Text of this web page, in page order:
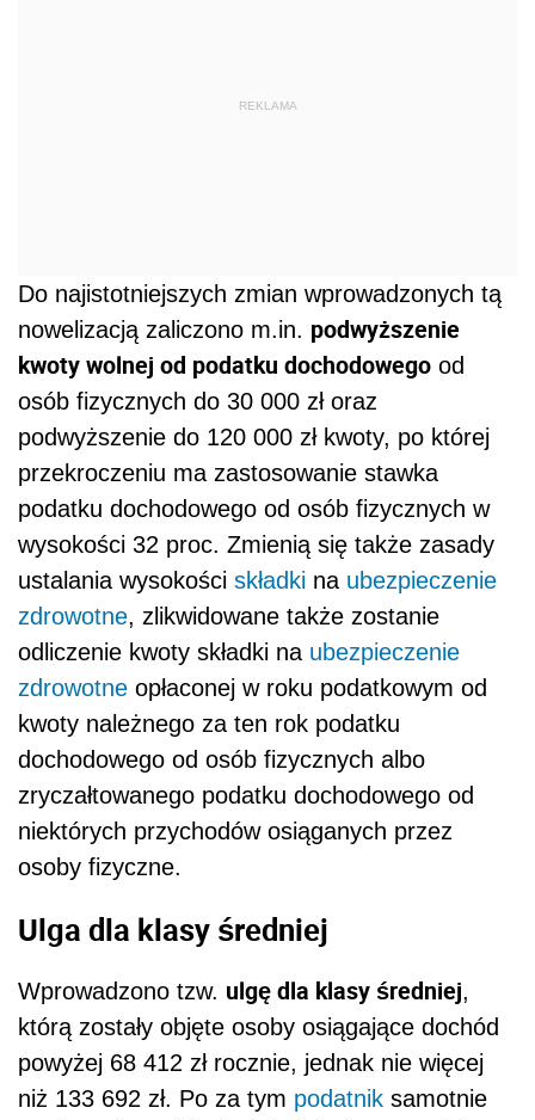
REKLAMA
Do najistotniejszych zmian wprowadzonych tą
nowelizacją zaliczono m.in. podwyższenie
kwoty wolnej od podatku dochodowego od
osób fizycznych do 30 000 zł oraz
podwyższenie do 120 000 zł kwoty, po której
przekroczeniu ma zastosowanie stawka
podatku dochodowego od osób fizycznych w
wysokości 32 proc. Zmienią się także zasady
ustalania wysokości składki na ubezpieczenie
zdrowotne, zlikwidowane także zostanie
odliczenie kwoty składki na ubezpieczenie
zdrowotne opłaconej w roku podatkowym od
kwoty należnego za ten rok podatku
dochodowego od osób fizycznych albo
zryczałtowanego podatku dochodowego od
niektórych przychodów osiąganych przez
osoby fizyczne.
Ulga dla klasy średniej
Wprowadzono tzw. ulgę dla klasy średniej,
którą zostały objęte osoby osiągające dochód
powyżej 68 412 zł rocznie, jednak nie więcej
niż 133 692 zł. Po za tym podatnik samotnie